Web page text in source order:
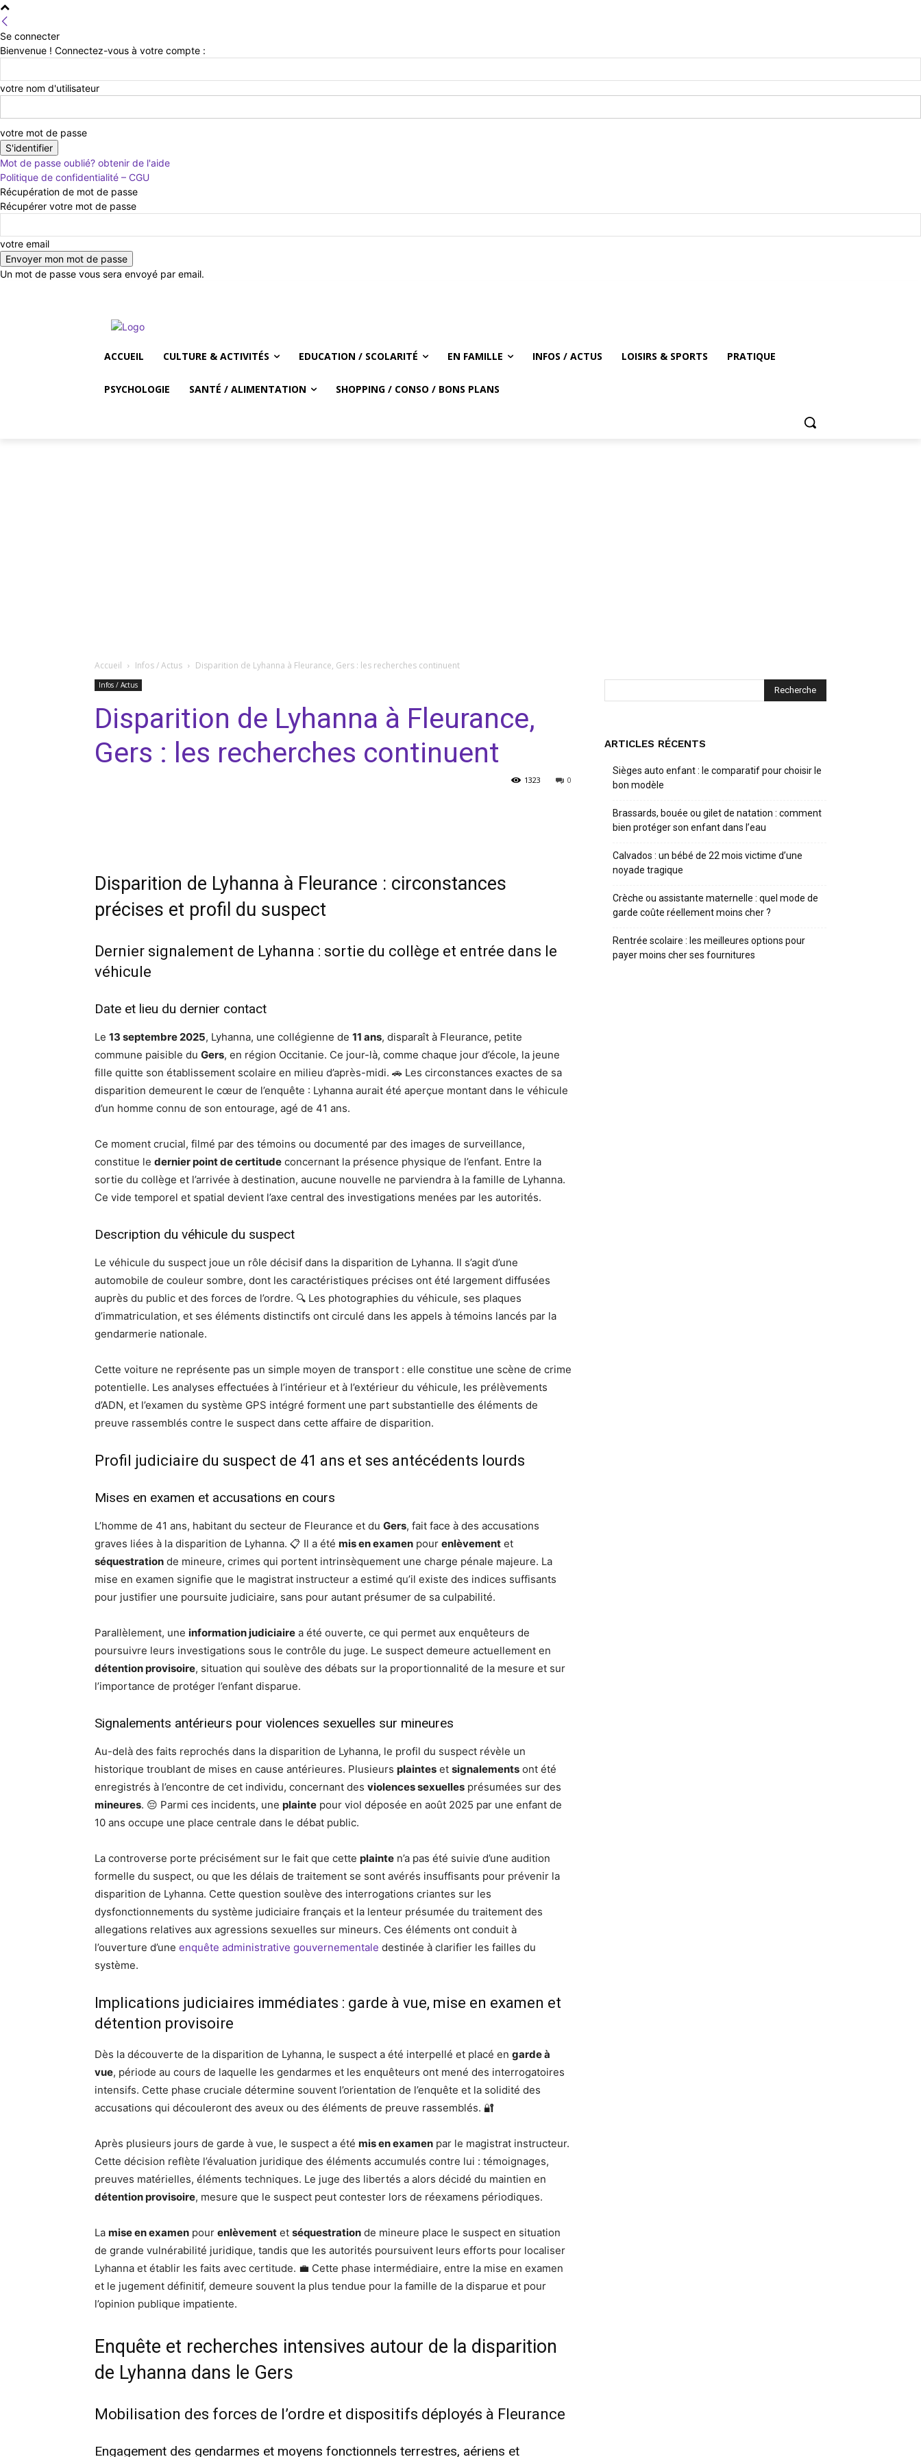
Se connecter
Bienvenue ! Connectez-vous à votre compte :
votre nom d'utilisateur
votre mot de passe
Mot de passe oublié? obtenir de l'aide
Politique de confidentialité – CGU
Récupération de mot de passe
Récupérer votre mot de passe
votre email
Un mot de passe vous sera envoyé par email.
ACCUEIL CULTURE & ACTIVITÉS EDUCATION / SCOLARITÉ EN FAMILLE INFOS / ACTUS LOISIRS & SPORTS PRATIQUE
PSYCHOLOGIE SANTÉ / ALIMENTATION SHOPPING / CONSO / BONS PLANS
Accueil Infos / Actus Disparition de Lyhanna à Fleurance, Gers : les recherches continuent
Infos / Actus
Disparition de Lyhanna à Fleurance,
Gers : les recherches continuent
0
1323
Disparition de Lyhanna à Fleurance : circonstances
précises et profil du suspect
Dernier signalement de Lyhanna : sortie du collège et entrée dans le
véhicule
Date et lieu du dernier contact
Le 13 septembre 2025, Lyhanna, une collégienne de 11 ans, disparaît à Fleurance, petite
commune paisible du Gers, en région Occitanie. Ce jour-là, comme chaque jour d’école, la jeune
fille quitte son établissement scolaire en milieu d’après-midi. 🚗 Les circonstances exactes de sa
disparition demeurent le cœur de l’enquête : Lyhanna aurait été aperçue montant dans le véhicule
d’un homme connu de son entourage, agé de 41 ans.
Ce moment crucial, filmé par des témoins ou documenté par des images de surveillance,
constitue le dernier point de certitude concernant la présence physique de l’enfant. Entre la
sortie du collège et l’arrivée à destination, aucune nouvelle ne parviendra à la famille de Lyhanna.
Ce vide temporel et spatial devient l’axe central des investigations menées par les autorités.
Description du véhicule du suspect
Le véhicule du suspect joue un rôle décisif dans la disparition de Lyhanna. Il s’agit d’une
automobile de couleur sombre, dont les caractéristiques précises ont été largement diffusées
auprès du public et des forces de l’ordre. 🔍 Les photographies du véhicule, ses plaques
d’immatriculation, et ses éléments distinctifs ont circulé dans les appels à témoins lancés par la
gendarmerie nationale.
Cette voiture ne représente pas un simple moyen de transport : elle constitue une scène de crime
potentielle. Les analyses effectuées à l’intérieur et à l’extérieur du véhicule, les prélèvements
d’ADN, et l’examen du système GPS intégré forment une part substantielle des éléments de
preuve rassemblés contre le suspect dans cette affaire de disparition.
Profil judiciaire du suspect de 41 ans et ses antécédents lourds
Mises en examen et accusations en cours
L’homme de 41 ans, habitant du secteur de Fleurance et du Gers, fait face à des accusations
graves liées à la disparition de Lyhanna. 📋 Il a été mis en examen pour enlèvement et
séquestration de mineure, crimes qui portent intrinsèquement une charge pénale majeure. La
mise en examen signifie que le magistrat instructeur a estimé qu’il existe des indices suffisants
pour justifier une poursuite judiciaire, sans pour autant présumer de sa culpabilité.
Parallèlement, une information judiciaire a été ouverte, ce qui permet aux enquêteurs de
poursuivre leurs investigations sous le contrôle du juge. Le suspect demeure actuellement en
détention provisoire, situation qui soulève des débats sur la proportionnalité de la mesure et sur
l’importance de protéger l’enfant disparue.
Signalements antérieurs pour violences sexuelles sur mineures
Au-delà des faits reprochés dans la disparition de Lyhanna, le profil du suspect révèle un
historique troublant de mises en cause antérieures. Plusieurs plaintes et signalements ont été
enregistrés à l’encontre de cet individu, concernant des violences sexuelles présumées sur des
mineures. 😔 Parmi ces incidents, une plainte pour viol déposée en août 2025 par une enfant de
10 ans occupe une place centrale dans le débat public.
La controverse porte précisément sur le fait que cette plainte n’a pas été suivie d’une audition
formelle du suspect, ou que les délais de traitement se sont avérés insuffisants pour prévenir la
disparition de Lyhanna. Cette question soulève des interrogations criantes sur les
dysfonctionnements du système judiciaire français et la lenteur présumée du traitement des
allegations relatives aux agressions sexuelles sur mineurs. Ces éléments ont conduit à
l’ouverture d’une enquête administrative gouvernementale destinée à clarifier les failles du
système.
Implications judiciaires immédiates : garde à vue, mise en examen et
détention provisoire
Dès la découverte de la disparition de Lyhanna, le suspect a été interpellé et placé en garde à
vue, période au cours de laquelle les gendarmes et les enquêteurs ont mené des interrogatoires
intensifs. Cette phase cruciale détermine souvent l’orientation de l’enquête et la solidité des
accusations qui découleront des aveux ou des éléments de preuve rassemblés. 🔐
Après plusieurs jours de garde à vue, le suspect a été mis en examen par le magistrat instructeur.
Cette décision reflète l’évaluation juridique des éléments accumulés contre lui : témoignages,
preuves matérielles, éléments techniques. Le juge des libertés a alors décidé du maintien en
détention provisoire, mesure que le suspect peut contester lors de réexamens périodiques.
La mise en examen pour enlèvement et séquestration de mineure place le suspect en situation
de grande vulnérabilité juridique, tandis que les autorités poursuivent leurs efforts pour localiser
Lyhanna et établir les faits avec certitude. 💼 Cette phase intermédiaire, entre la mise en examen
et le jugement définitif, demeure souvent la plus tendue pour la famille de la disparue et pour
l’opinion publique impatiente.
Enquête et recherches intensives autour de la disparition
de Lyhanna dans le Gers
Mobilisation des forces de l’ordre et dispositifs déployés à Fleurance
Engagement des gendarmes et moyens fonctionnels terrestres, aériens et
ARTICLES RÉCENTS
Sièges auto enfant : le comparatif pour choisir le
bon modèle
Brassards, bouée ou gilet de natation : comment
bien protéger son enfant dans l’eau
Calvados : un bébé de 22 mois victime d’une
noyade tragique
Crèche ou assistante maternelle : quel mode de
garde coûte réellement moins cher ?
Rentrée scolaire : les meilleures options pour
payer moins cher ses fournitures